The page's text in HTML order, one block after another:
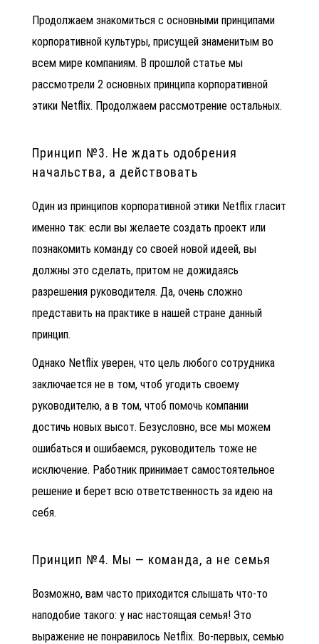
Продолжаем знакомиться с основными принципами
корпоративной культуры, присущей знаменитым во
всем мире компаниям. В прошлой статье мы
рассмотрели 2 основных принципа корпоративной
этики Netflix. Продолжаем рассмотрение остальных.
Принцип №3. Не ждать одобрения
начальства, а действовать
Один из принципов корпоративной этики Netflix гласит
именно так: если вы желаете создать проект или
познакомить команду со своей новой идеей, вы
должны это сделать, притом не дожидаясь
разрешения руководителя. Да, очень сложно
представить на практике в нашей стране данный
принцип.
Однако Netflix уверен, что цель любого сотрудника
заключается не в том, чтоб угодить своему
руководителю, а в том, чтоб помочь компании
достичь новых высот. Безусловно, все мы можем
ошибаться и ошибаемся, руководитель тоже не
исключение. Работник принимает самостоятельное
решение и берет всю ответственность за идею на
себя.
Принцип №4. Мы — команда, а не семья
Возможно, вам часто приходится слышать что-то
наподобие такого: у нас настоящая семья! Это
выражение не понравилось Netflix. Во-первых, семью